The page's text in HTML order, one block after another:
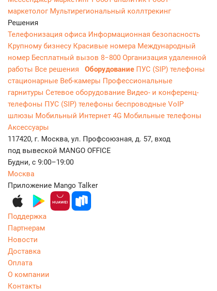
маркетолог Мультирегиональный коллтрекинг
Решения
Телефонизация офиса Информационная безопасность
Крупному бизнесу Красивые номера Международный
номер Бесплатный вызов 8−800 Организация удаленной
работы Все решения Оборудование ПУС (SIP) телефоны
стационарные Веб-камеры Профессиональные
гарнитуры Сетевое оборудование Видео- и конференц-
телефоны ПУС (SIP) телефоны беспроводные VoIP
шлюзы Мобильный Интернет 4G Мобильные телефоны
Аксессуары
117420, г. Москва, ул. Профсоюзная, д. 57, вход
под вывеской MANGO OFFICE
Будни, с 9:00–19:00
Москва
Приложение Mango Talker
Поддержка
Партнерам
Новости
Доставка
Оплата
О компании
Контакты